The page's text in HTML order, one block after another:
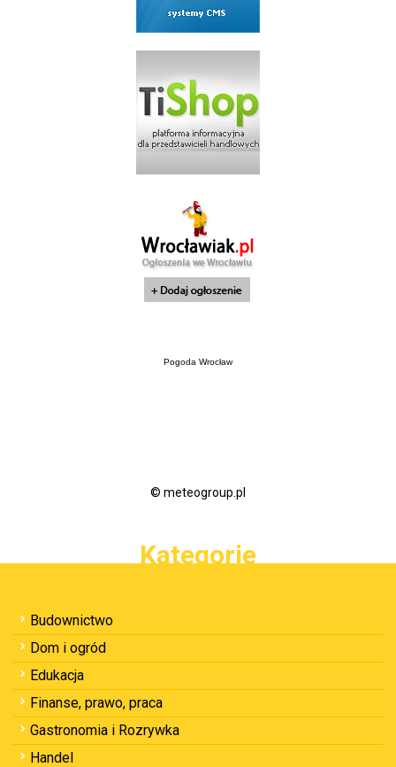
Pogoda Wrocław
© meteogroup.pl
Kategorie
Budownictwo
Dom i ogród
Edukacja
Finanse, prawo, praca
Gastronomia i Rozrywka
Handel